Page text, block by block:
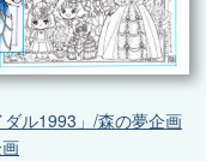
ル1993」/森の夢企画